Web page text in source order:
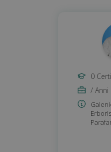
0
/ Anni